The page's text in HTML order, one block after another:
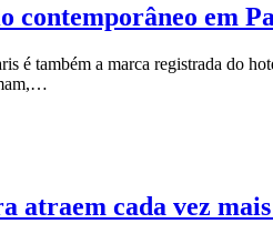
contemporâneo em
é também a marca registrada do
atraem cada vez